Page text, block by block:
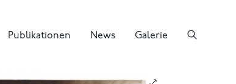
Publikationen News Galerie